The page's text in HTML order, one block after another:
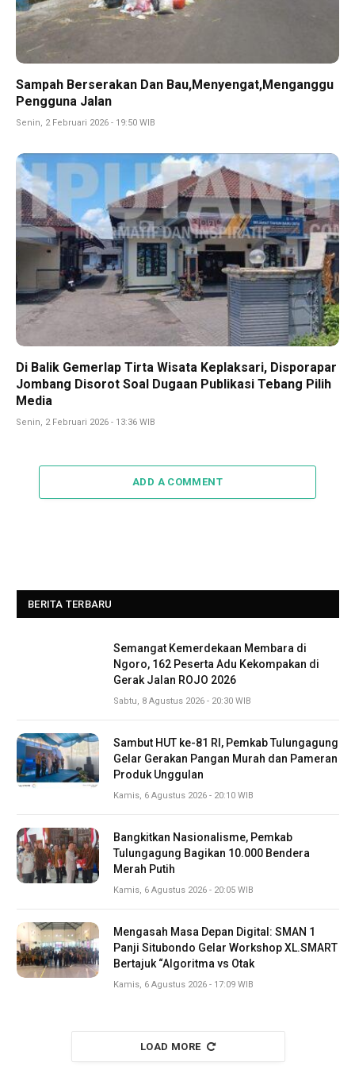
Sampah Berserakan Dan Bau,Menyengat,Menganggu
Pengguna Jalan
Senin, 2 Februari 2026 - 19:50 WIB
Di Balik Gemerlap Tirta Wisata Keplaksari, Disporapar
Jombang Disorot Soal Dugaan Publikasi Tebang Pilih
Media
Senin, 2 Februari 2026 - 13:36 WIB
ADD A COMMENT
BERITA TERBARU
Semangat Kemerdekaan Membara di
Ngoro, 162 Peserta Adu Kekompakan di
Gerak Jalan ROJO 2026
Sabtu, 8 Agustus 2026 - 20:30 WIB
Sambut HUT ke-81 RI, Pemkab Tulungagung
Gelar Gerakan Pangan Murah dan Pameran
Produk Unggulan
Kamis, 6 Agustus 2026 - 20:10 WIB
Bangkitkan Nasionalisme, Pemkab
Tulungagung Bagikan 10.000 Bendera
Merah Putih
Kamis, 6 Agustus 2026 - 20:05 WIB
Mengasah Masa Depan Digital: SMAN 1
Panji Situbondo Gelar Workshop XL.SMART
Bertajuk “Algoritma vs Otak
Kamis, 6 Agustus 2026 - 17:09 WIB
LOAD MORE